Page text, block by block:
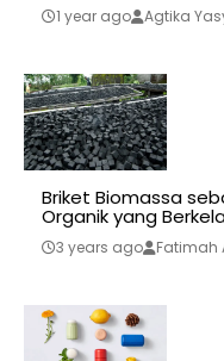
1 year ago Agtika
Briket Biomassa
Organik yang
3 years ago Fatimah